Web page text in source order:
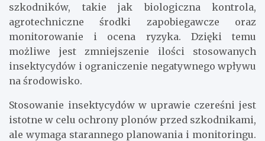
szkodników, takie jak biologiczna kontrola,
agrotechniczne środki zapobiegawcze oraz
monitorowanie i ocena ryzyka. Dzięki temu
możliwe jest zmniejszenie ilości stosowanych
insektycydów i ograniczenie negatywnego wpływu
na środowisko.
Stosowanie insektycydów w uprawie czereśni jest
istotne w celu ochrony plonów przed szkodnikami,
ale wymaga starannego planowania i monitoringu.